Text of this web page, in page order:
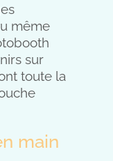
même
sur
toute la
main